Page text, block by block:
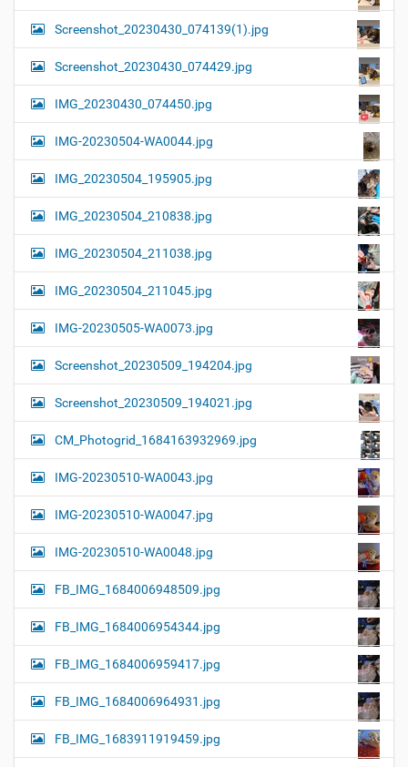
Screenshot_20230430_074139(1).jpg
Screenshot_20230430_074429.jpg
IMG_20230430_074450.jpg
IMG-20230504-WA0044.jpg
IMG_20230504_195905.jpg
IMG_20230504_210838.jpg
IMG_20230504_211038.jpg
IMG_20230504_211045.jpg
IMG-20230505-WA0073.jpg
Screenshot_20230509_194204.jpg
Screenshot_20230509_194021.jpg
CM_Photogrid_1684163932969.jpg
IMG-20230510-WA0043.jpg
IMG-20230510-WA0047.jpg
IMG-20230510-WA0048.jpg
FB_IMG_1684006948509.jpg
FB_IMG_1684006954344.jpg
FB_IMG_1684006959417.jpg
FB_IMG_1684006964931.jpg
FB_IMG_1683911919459.jpg